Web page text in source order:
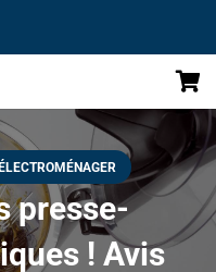
presse-
! Avis